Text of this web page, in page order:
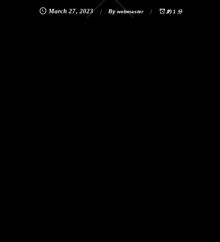
March 27, 2023 Bywebmaster 約 1 分